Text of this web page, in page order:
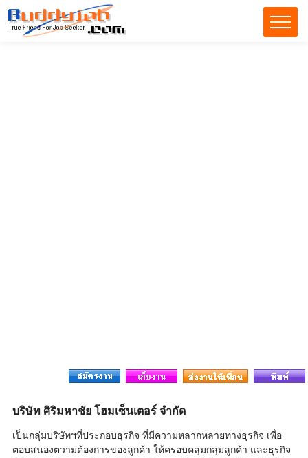
บริษัท ศิริมหาชัย โฮมเซ็นเตอร์ จำกัด
เป็นกลุ่มบริษัทฯที่ประกอบธุรกิจ ที่มีความหลากหลายทางธุรกิจ เพื่อ
ตอบสนองตวามต้องการของลูกค้า ให้ครอบคลุมกลุ่มลูกค้า และธุรกิจ